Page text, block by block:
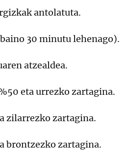
antolatuta.
30 minutu lehenago).
atzealdea.
eta urrezko zartagina.
zilarrezko zartagina.
brontzezko zartagina.